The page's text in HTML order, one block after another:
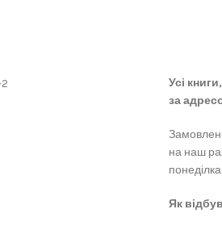
Усі
за
на наш
Як